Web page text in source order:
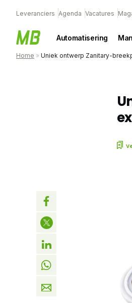
Leveranciers Agenda Vacatures
Automatisering
Home » Uniek ontwerp Zanitary-